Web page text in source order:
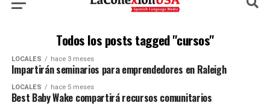
Todos los posts tagged "cursos"
LOCALES hace 3 meses
Impartirán seminarios para emprendedores en Raleigh
LOCALES hace 5 meses
Best Baby Wake compartirá recursos comunitarios